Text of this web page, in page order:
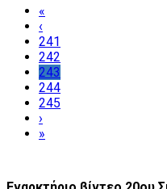
«
‹
241
242
243
244
245
›
»